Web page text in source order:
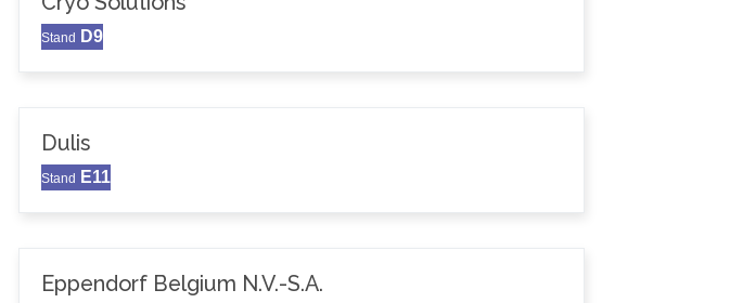
Stand D9
Dulis
Stand E11
Eppendorf Belgium N.V.-S.A.